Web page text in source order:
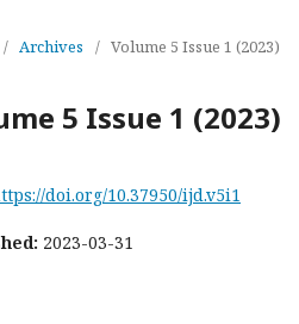
/ Archives / Volume 5 Issue 1 (2023)
5 Issue 1 (2023)
doi.org/10.37950/ijd.v5i1
2023-03-31